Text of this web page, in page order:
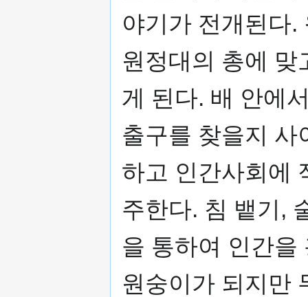
야기가 전개된다.
원정대의 총에 맞
게 된다. 배 안에
출구를 찾을지 사
하고 인간사회에
주한다. 침 뱉기,
을 통하여 인간을
원숭이가 되지만